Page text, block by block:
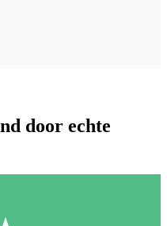
door echte